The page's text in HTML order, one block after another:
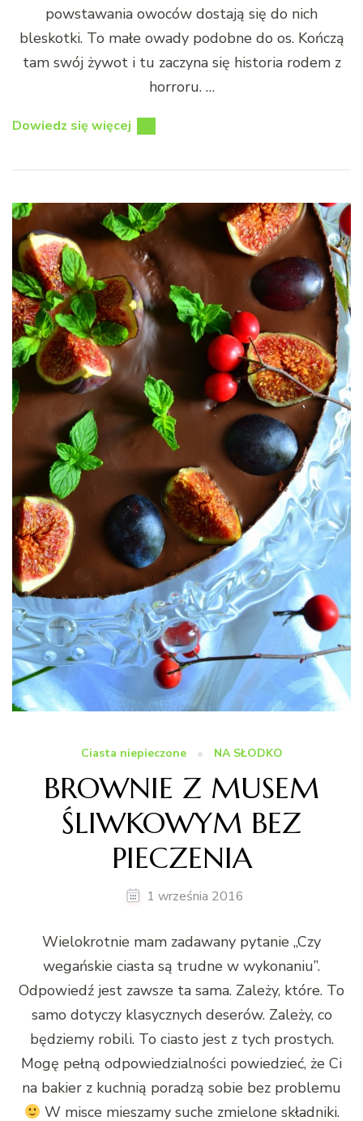
powstawania owoców dostają się do nich
bleskotki. To małe owady podobne do os. Kończą
tam swój żywot i tu zaczyna się historia rodem z
horroru. …
Dowiedz się więcej
Ciasta niepieczone NA SŁODKO
BROWNIE Z MUSEM
ŚLIWKOWYM BEZ
PIECZENIA
1 września 2016
Wielokrotnie mam zadawany pytanie „Czy
wegańskie ciasta są trudne w wykonaniu”.
Odpowiedź jest zawsze ta sama. Zależy, które. To
samo dotyczy klasycznych deserów. Zależy, co
będziemy robili. To ciasto jest z tych prostych.
Mogę pełną odpowiedzialności powiedzieć, że Ci
na bakier z kuchnią poradzą sobie bez problemu
W misce mieszamy suche zmielone składniki.